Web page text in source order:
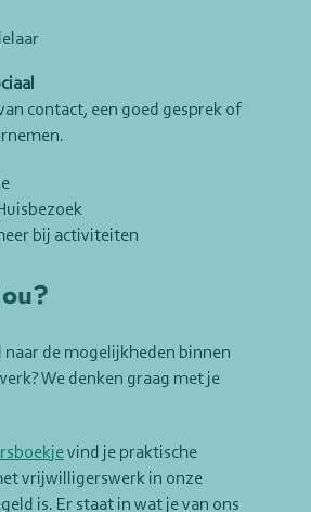
contact, een goed gesprek of
bij activiteiten
naar de mogelijkheden binnen
We denken graag met je
vind je praktische
vrijwilligerswerk in onze
is. Er staat in wat je van ons